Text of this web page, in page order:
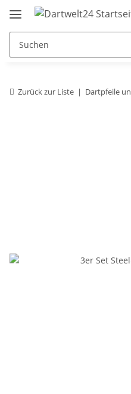
Zurück zur Liste Dartpfeile